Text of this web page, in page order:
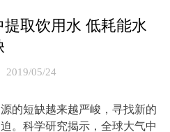
取饮用水 低耗能水
2019/05/24
的短缺越来越严峻，寻找新的
。科学研究揭示，全球大气中